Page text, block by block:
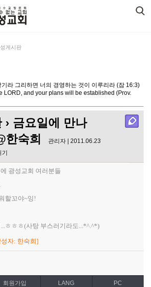
게시판
라 그리하면 너의 경영하는 것이 이루리라 (잠 16:3)
LORD, and your plans will be established (Prov.
› 금요일에 만나
한숙희
관리자 | 2011.06.23
광성교회 여러분들
할꼬야~잉!
ㅎㅎㅎ(사탕 부스러기라도...*^.^*)
자: 한숙희]
회원가입 LANG PC